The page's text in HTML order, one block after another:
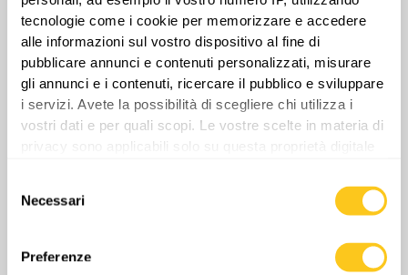
tecnologie come i cookie per memorizzare e accedere
alle informazioni sul vostro dispositivo al fine di
pubblicare annunci e contenuti personalizzati, misurare
gli annunci e i contenuti, ricercare il pubblico e sviluppare
i servizi. Avete la possibilità di scegliere chi utilizza i
vostri dati e per quali scopi. Le vostre scelte in materia di
privacy sono applicabili solo su questa proprietà digitale
modificare o revocare il proprio consenso in qualsiasi
momento dalla Dichiarazione sui cookie o facendo clic
delNecessari
Preferenze
futuro del carro armato non è più garantito solo
dall’acciaio e dalla potenza di fuoco, ma dalla
sua capacità di evolversi di fronte al volto
mutevole della guerra moderna.